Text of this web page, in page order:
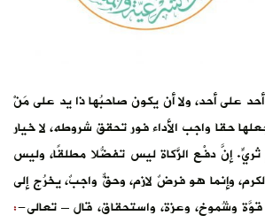
على أحد، ولا أن يكون صاحبُها ذا يد على مَنْ
حقا واجب الأداء فور تحقق شروطه، لا خيار
ثريٍّ. إنَّ دفْع الزَّكاة ليس تفضُّلا مطلقًا، وليس
وإنما هو فرضٌ لازم، وحقٌّ واجبٌ، يخرُج إلى
وشُموخ، وعزة، واستحقاق، قال – تعالى-: